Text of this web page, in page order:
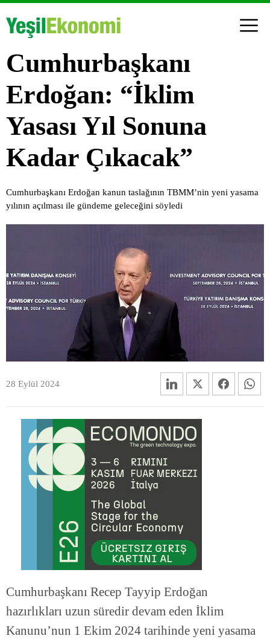
Cumhurbaşkanı
Erdoğan: “İklim
Yasası Yıl Sonuna
Kadar Çıkacak”
Cumhurbaşkanı Erdoğan kanun taslağının TBMM’nin yeni yasama
yılının açılması ile gündeme geleceğini söyledi
28 Eylül 2024
Cumhurbaşkanı Recep Tayyip Erdoğan
hazırlıkları uzun süredir devam eden İklim
Kanunu’nun 1 Ekim 2024 tarihinde yeni yasama